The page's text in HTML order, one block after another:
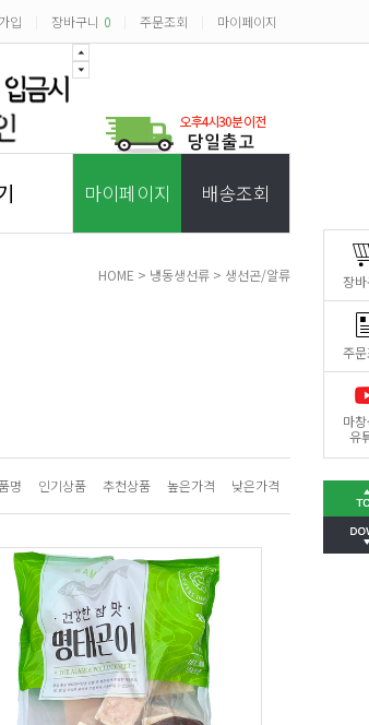
장
주
마
유
입 장바구니 0 주문조회 마이페이지
마이페이지 배송조회
HOME > 냉동생선류 > 생선곤/알류
명 인기상품 추천상품 높은가격 낮은가격